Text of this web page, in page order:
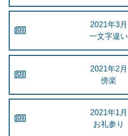
2021年3月
一文字違い
2021年2月
傍楽
2021年1月
お礼参り